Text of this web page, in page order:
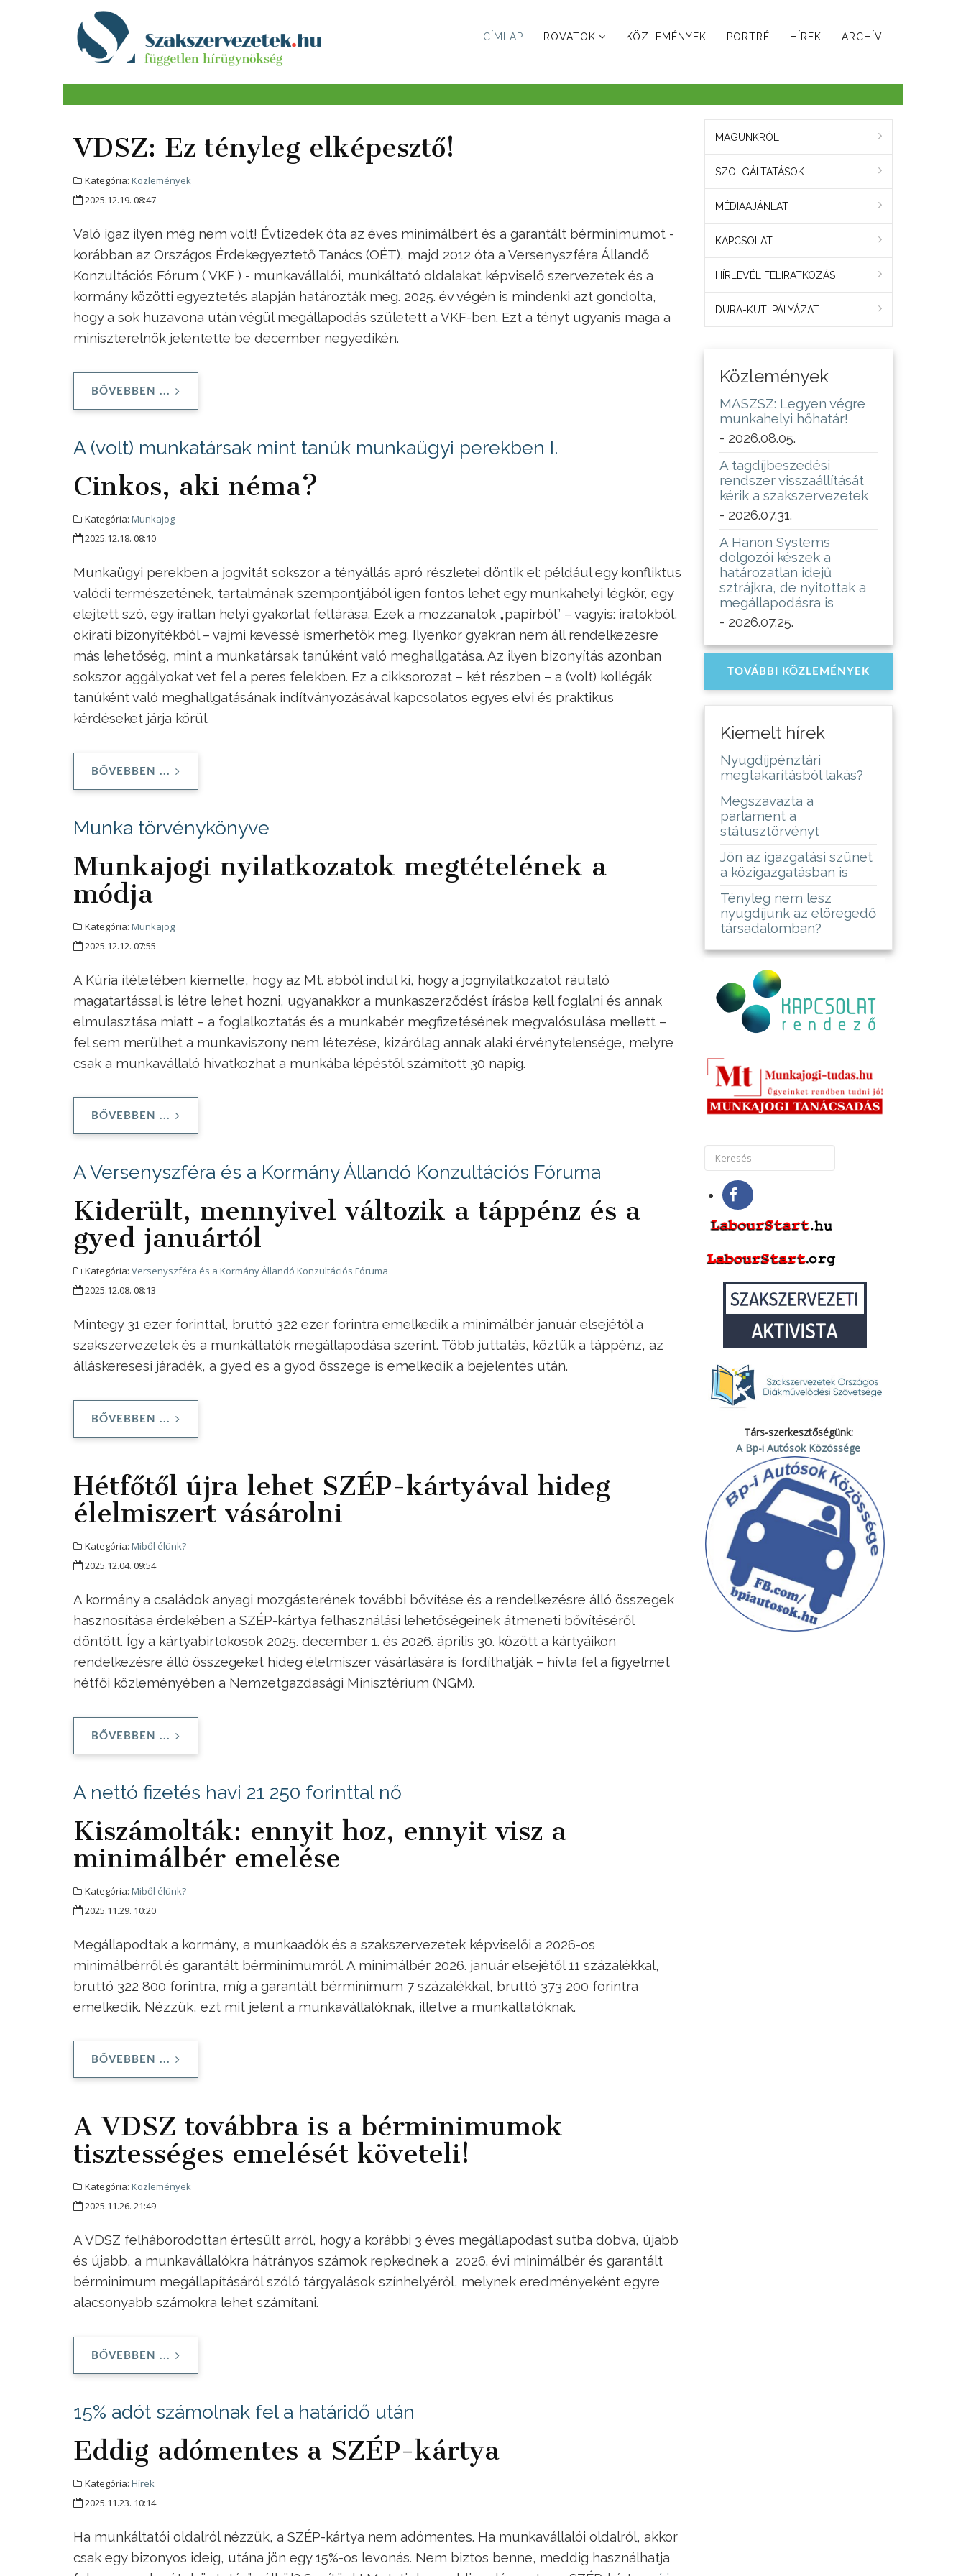
CÍMLAP ROVATOK KÖZLEMÉNYEK PORTRÉ HÍREK ARCHÍV
VDSZ: Ez tényleg elképesztő!
Kategória: Közlemények
2025.12.19. 08:47
Való igaz ilyen még nem volt! Évtizedek óta az éves minimálbért és a garantált bérminimumot -
korábban az Országos Érdekegyeztető Tanács (OÉT), majd 2012 óta a Versenyszféra Állandő
Konzultációs Fórum ( VKF ) - munkavállalói, munkáltató oldalakat képviselő szervezetek és a
kormány közötti egyeztetés alapján határozták meg. 2025. év végén is mindenki azt gondolta,
hogy a sok huzavona után végül megállapodás született a VKF-ben. Ezt a tényt ugyanis maga a
miniszterelnök jelentette be december negyedikén.
BŐVEBBEN ...
A (volt) munkatársak mint tanúk munkaügyi perekben I.
Cinkos, aki néma?
Kategória: Munkajog
2025.12.18. 08:10
Munkaügyi perekben a jogvitát sokszor a tényállás apró részletei döntik el: például egy konfliktus
valódi természetének, tartalmának szempontjából igen fontos lehet egy munkahelyi légkör, egy
elejtett szó, egy íratlan helyi gyakorlat feltárása. Ezek a mozzanatok „papírból” – vagyis: iratokból,
okirati bizonyítékból – vajmi kevéssé ismerhetők meg. Ilyenkor gyakran nem áll rendelkezésre
más lehetőség, mint a munkatársak tanúként való meghallgatása. Az ilyen bizonyítás azonban
sokszor aggályokat vet fel a peres felekben. Ez a cikksorozat – két részben – a (volt) kollégák
tanúként való meghallgatásának indítványozásával kapcsolatos egyes elvi és praktikus
kérdéseket járja körül.
BŐVEBBEN ...
Munka törvénykönyve
Munkajogi nyilatkozatok megtételének a
módja
Kategória: Munkajog
2025.12.12. 07:55
A Kúria ítéletében kiemelte, hogy az Mt. abból indul ki, hogy a jognyilatkozatot ráutaló
magatartással is létre lehet hozni, ugyanakkor a munkaszerződést írásba kell foglalni és annak
elmulasztása miatt – a foglalkoztatás és a munkabér megfizetésének megvalósulása mellett –
fel sem merülhet a munkaviszony nem létezése, kizárólag annak alaki érvénytelensége, melyre
csak a munkavállaló hivatkozhat a munkába lépéstől számított 30 napig.
BŐVEBBEN ...
A Versenyszféra és a Kormány Állandó Konzultációs Fóruma
Kiderült, mennyivel változik a táppénz és a
gyed januártól
Kategória: Versenyszféra és a Kormány Állandó Konzultációs Fóruma
2025.12.08. 08:13
Mintegy 31 ezer forinttal, bruttó 322 ezer forintra emelkedik a minimálbér január elsejétől a
szakszervezetek és a munkáltatók megállapodása szerint. Több juttatás, köztük a táppénz, az
álláskeresési járadék, a gyed és a gyod összege is emelkedik a bejelentés után.
BŐVEBBEN ...
Hétfőtől újra lehet SZÉP-kártyával hideg
élelmiszert vásárolni
Kategória: Miből élünk?
2025.12.04. 09:54
A kormány a családok anyagi mozgásterének további bővítése és a rendelkezésre álló összegek
hasznosítása érdekében a SZÉP-kártya felhasználási lehetőségeinek átmeneti bővítéséről
döntött. Így a kártyabirtokosok 2025. december 1. és 2026. április 30. között a kártyáikon
rendelkezésre álló összegeket hideg élelmiszer vásárlására is fordíthatják – hívta fel a figyelmet
hétfői közleményében a Nemzetgazdasági Minisztérium (NGM).
BŐVEBBEN ...
A nettó fizetés havi 21 250 forinttal nő
Kiszámolták: ennyit hoz, ennyit visz a
minimálbér emelése
Kategória: Miből élünk?
2025.11.29. 10:20
Megállapodtak a kormány, a munkaadók és a szakszervezetek képviselői a 2026-os
minimálbérről és garantált bérminimumról. A minimálbér 2026. január elsejétől 11 százalékkal,
bruttó 322 800 forintra, míg a garantált bérminimum 7 százalékkal, bruttó 373 200 forintra
emelkedik. Nézzük, ezt mit jelent a munkavállalóknak, illetve a munkáltatóknak.
BŐVEBBEN ...
A VDSZ továbbra is a bérminimumok
tisztességes emelését követeli!
Kategória: Közlemények
2025.11.26. 21:49
A VDSZ felháborodottan értesült arról, hogy a korábbi 3 éves megállapodást sutba dobva, újabb
és újabb, a munkavállalókra hátrányos számok repkednek a 2026. évi minimálbér és garantált
bérminimum megállapításáról szóló tárgyalások színhelyéről, melynek eredményeként egyre
alacsonyabb számokra lehet számítani.
BŐVEBBEN ...
15% adót számolnak fel a határidő után
Eddig adómentes a SZÉP-kártya
Kategória: Hírek
2025.11.23. 10:14
Ha munkáltatói oldalról nézzük, a SZÉP-kártya nem adómentes. Ha munkavállalói oldalról, akkor
csak egy bizonyos ideig, utána jön egy 15%-os levonás. Nem biztos benne, meddig használhatja
MAGUNKRÓL
SZOLGÁLTATÁSOK
MÉDIAAJÁNLAT
KAPCSOLAT
HÍRLEVÉL FELIRATKOZÁS
DURA-KUTI PÁLYÁZAT
Közlemények
MASZSZ: Legyen végre
munkahelyi hőhatár!
- 2026.08.05.
A tagdíjbeszedési
rendszer visszaállítását
kérik a szakszervezetek
- 2026.07.31.
A Hanon Systems
dolgozói készek a
határozatlan idejű
sztrájkra, de nyitottak a
megállapodásra is
- 2026.07.25.
TOVÁBBI KÖZLEMÉNYEK
Kiemelt hírek
Nyugdíjpénztári
megtakarításból lakás?
Megszavazta a
parlament a
státusztörvényt
Jön az igazgatási szünet
a közigazgatásban is
Tényleg nem lesz
nyugdíjunk az elöregedő
társadalomban?
Társ-szerkesztőségünk:
A Bp-i Autósok Közössége